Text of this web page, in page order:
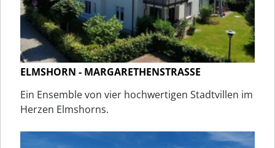
ELMSHORN - MARGARETHENSTRASSE
Ein Ensemble von vier hochwertigen Stadtvillen im
Herzen Elmshorns.